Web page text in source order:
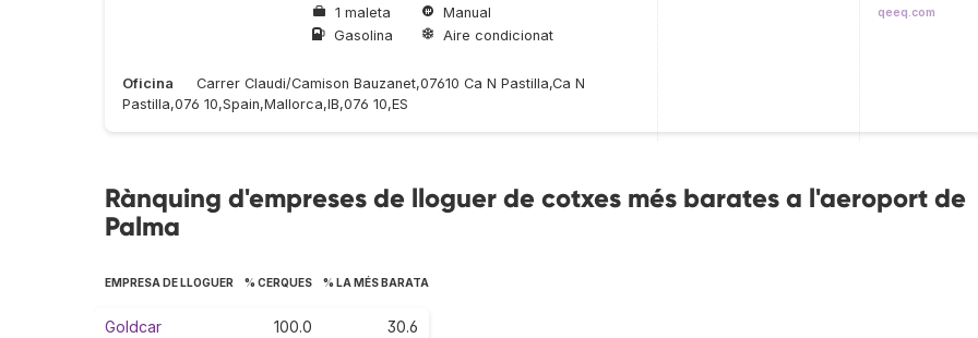
1 maleta
Manual
Gasolina
Aire condicionat
Oficina
Carrer Claudi/Camison Bauzanet,07610 Ca N Pastilla,Ca N
Pastilla,076 10,Spain,Mallorca,IB,076 10,ES
qeeq.com
Rànquing d'empreses de lloguer de cotxes més barates a l'aeroport de
Palma
EMPRESA DE LLOGUER % CERQUES % LA MÉS BARATA
Goldcar 100.0 30.6